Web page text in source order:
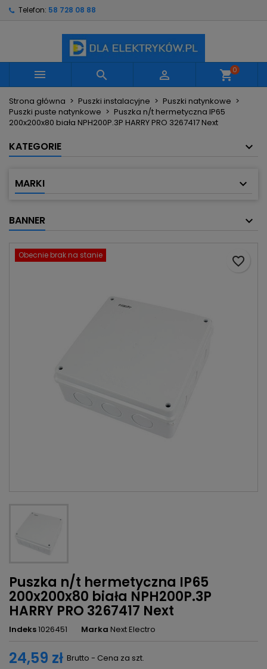
Telefon: 58 728 08 88
   shopping_cart0
Strona główna Puszki instalacyjne
Puszki natynkowe
Puszki puste natynkowe
Puszka n/t hermetyczna IP65
200x200x80 biała NPH200P.3P HARRY PRO 3267417 Next
KATEGORIE
MARKI
BANNER
Obecnie brak na stanie
Puszka n/t hermetyczna IP65
200x200x80 biała NPH200P.3P
HARRY PRO 3267417 Next
Indeks1026451 Marka Next Electro
24,59 zł Brutto - Cena za szt.
favorite_border
Utwórz nową listę
Nazwa listy życzeń
Anuluj Utwórz listę życzeń
Musisz być zalogowany by zapisać produkty na
swojej liście życzeń.
Anuluj Zaloguj się